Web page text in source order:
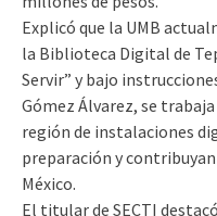
Explicó que la UMB
la Biblioteca Digital de
Servir” y bajo
Gómez Álvarez, se
región de instalaciones
preparación y
México.
El titular de SECTI